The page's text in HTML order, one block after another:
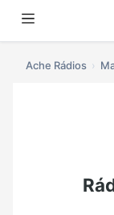
Ache Rádios